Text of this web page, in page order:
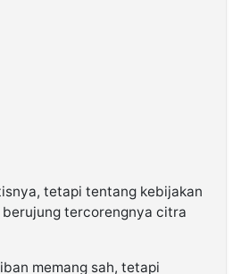
tetapi tentang kebijakan
tercorengnya citra
memang sah, tetapi